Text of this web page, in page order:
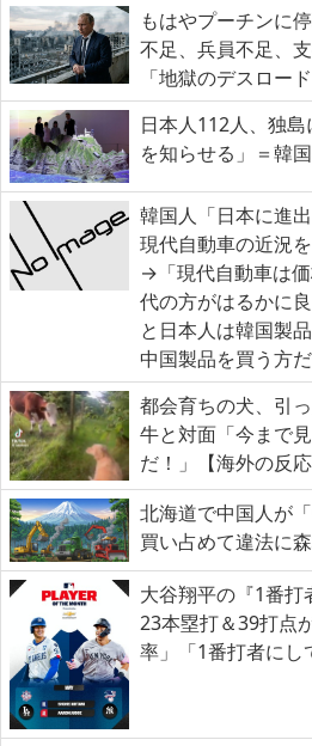
もはやプーチンに
不足、兵員不足、
「地獄のデスロー
日本人112人、独
を知らせる」＝韓
韓国人「日本に進
現代自動車の近況
→「現代自動車は
代の方がはるかに
と日本人は韓国製
中国製品を買う方だ
都会育ちの犬、引
牛と対面「今まで
だ！」【海外の反応
北海道で中国人が
買い占めて違法に
大谷翔平の『1番
23本塁打＆39打点
率」「1番打者にし